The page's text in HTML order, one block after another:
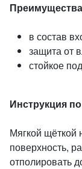
в состав
защита от
стойкое
Инструкция
Мягкой щёткой
поверхность,
отполировать